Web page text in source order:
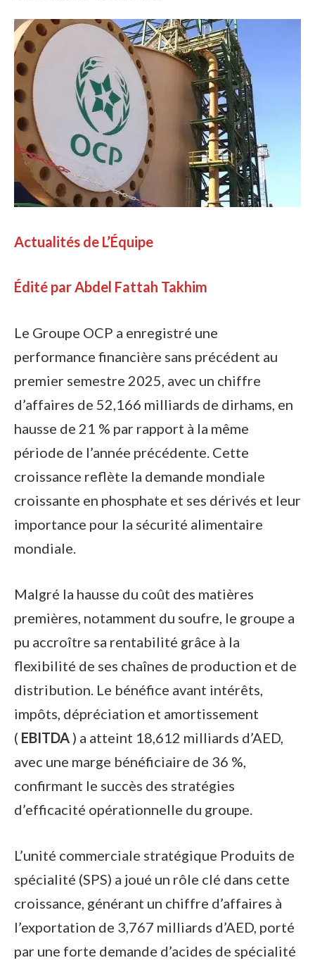
Actualités de L’Équipe
Édité par Abdel Fattah Takhim
Le Groupe OCP a enregistré une
performance financière sans précédent au
premier semestre 2025, avec un chiffre
d’affaires de 52,166 milliards de dirhams, en
hausse de 21 % par rapport à la même
période de l’année précédente. Cette
croissance reflète la demande mondiale
croissante en phosphate et ses dérivés et leur
importance pour la sécurité alimentaire
mondiale.
Malgré la hausse du coût des matières
premières, notamment du soufre, le groupe a
pu accroître sa rentabilité grâce à la
flexibilité de ses chaînes de production et de
distribution. Le bénéfice avant intérêts,
impôts, dépréciation et amortissement
( EBITDA ) a atteint 18,612 milliards d’AED,
avec une marge bénéficiaire de 36 %,
confirmant le succès des stratégies
d’efficacité opérationnelle du groupe.
L’unité commerciale stratégique Produits de
spécialité (SPS) a joué un rôle clé dans cette
croissance, générant un chiffre d’affaires à
l’exportation de 3,767 milliards d’AED, porté
par une forte demande d’acides de spécialité